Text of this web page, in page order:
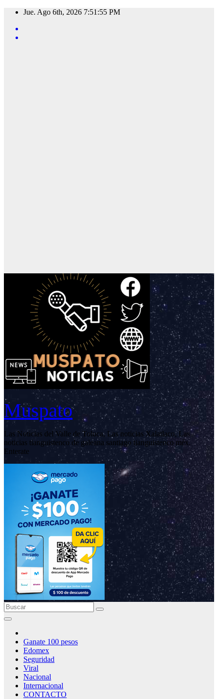
Saltar
contenido
Jue. Ago 6th, 2026 7:51:56 PM
Muspato
Las Noticias del Valle de Toluca, Las noticias Xalatlaco, Las
noticias tianguistenco de galeana santiago tianguistenco méx.
Enterate
Ganate 100 pesos
Edomex
Seguridad
Viral
Nacional
Internacional
CONTACTO